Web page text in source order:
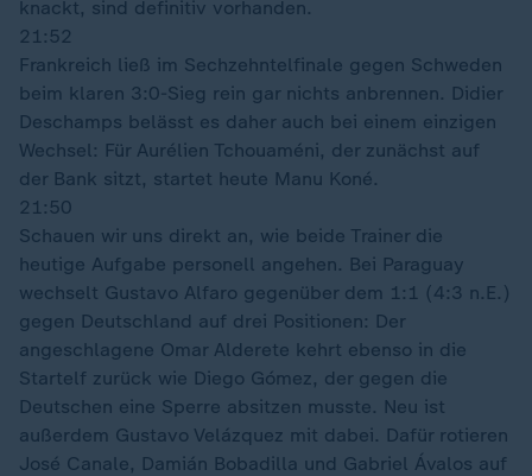
knackt, sind definitiv vorhanden.
21:52
Frankreich ließ im Sechzehntelfinale gegen Schweden
beim klaren 3:0-Sieg rein gar nichts anbrennen. Didier
Deschamps belässt es daher auch bei einem einzigen
Wechsel: Für Aurélien Tchouaméni, der zunächst auf
der Bank sitzt, startet heute Manu Koné.
21:50
Schauen wir uns direkt an, wie beide Trainer die
heutige Aufgabe personell angehen. Bei Paraguay
wechselt Gustavo Alfaro gegenüber dem 1:1 (4:3 n.E.)
gegen Deutschland auf drei Positionen: Der
angeschlagene Omar Alderete kehrt ebenso in die
Startelf zurück wie Diego Gómez, der gegen die
Deutschen eine Sperre absitzen musste. Neu ist
außerdem Gustavo Velázquez mit dabei. Dafür rotieren
José Canale, Damián Bobadilla und Gabriel Ávalos auf